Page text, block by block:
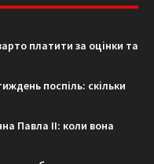
платити за оцінки та
поспіль: скільки
Павла II: коли вона